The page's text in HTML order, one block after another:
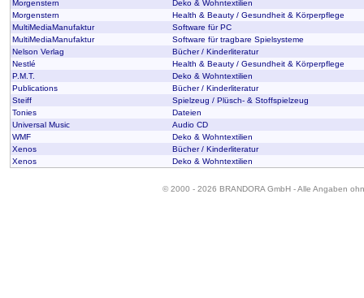
Morgenstern
Deko & Wohntextilien
Morgenstern
Health & Beauty / Gesundheit & Körperpflege
MultiMediaManufaktur
Software für PC
MultiMediaManufaktur
Software für tragbare Spielsysteme
Nelson Verlag
Bücher / Kinderliteratur
Nestlé
Health & Beauty / Gesundheit & Körperpflege
P.M.T.
Deko & Wohntextilien
Publications
Bücher / Kinderliteratur
Steiff
Spielzeug / Plüsch- & Stoffspielzeug
Tonies
Dateien
Universal Music
Audio CD
WMF
Deko & Wohntextilien
Xenos
Bücher / Kinderliteratur
Xenos
Deko & Wohntextilien
© 2000 - 2026 BRANDORA GmbH - Alle Angaben